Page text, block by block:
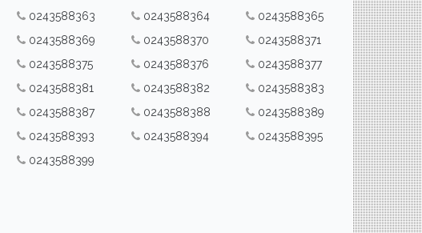
0243588363 0243588364
0243588365
0243588369 0243588370
0243588371
0243588375 0243588376
0243588377
0243588381 0243588382
0243588383
0243588387 0243588388
0243588389
0243588393 0243588394
0243588395
0243588399